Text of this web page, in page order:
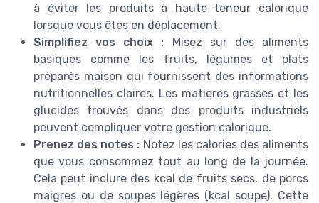
à éviter les produits à haute teneur calorique
lorsque vous êtes en déplacement.
Simplifiez vos choix : Misez sur des aliments
basiques comme les fruits, légumes et plats
préparés maison qui fournissent des informations
nutritionnelles claires. Les matieres grasses et les
glucides trouvés dans des produits industriels
peuvent compliquer votre gestion calorique.
Prenez des notes : Notez les calories des aliments
que vous consommez tout au long de la journée.
Cela peut inclure des kcal de fruits secs, de porcs
maigres ou de soupes légères (kcal soupe). Cette